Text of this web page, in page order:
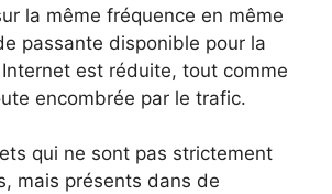
la même fréquence en même
passante disponible pour la
est réduite, tout comme
encombrée par le trafic.
qui ne sont pas strictement
mais présents dans de